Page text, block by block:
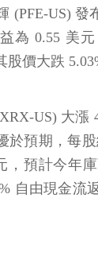
(PFE-US) 發
為 0.55 美
價大跌
US) 大漲
於預期，每
，預計今年
自由現金流